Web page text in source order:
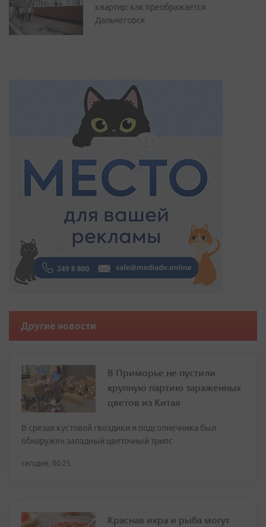
квартир: как преображается
Дальнегорск
Другие новости
В Приморье не пустили
крупную партию зараженных
цветов из Китая
В срезах кустовой гвоздики и подсолнечника был
обнаружен западный цветочный трипс
сегодня, 00:25
Красная икра и рыба могут